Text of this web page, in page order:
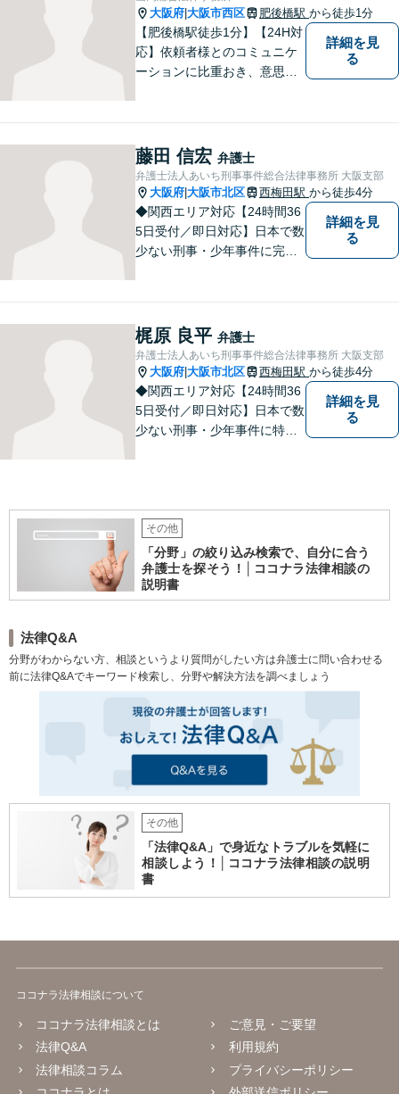
の抱える問題に注力する方針
です。
大阪府 大阪市西区 肥後橋駅 から徒歩1分
【肥後橋駅徒歩1分】【24H対
応】依頼者様とのコミュニケ
ーションに比重おき、意思疎
事案にも対応いたします。
【初回無料相談】
詳細を見
る
藤田 信宏 弁護士
弁護士法人あいち刑事事件総合法律事務所 大阪支部
大阪府 大阪市北区 西梅田駅 から徒歩4分
◆関西エリア対応【24時間36
5日受付／即日対応】日本で数
少ない刑事・少年事件に完全
以上、多数の釈放保釈実績で
依頼者の社会復帰を強力に弁
護します。
詳細を見
る
梶原 良平 弁護士
弁護士法人あいち刑事事件総合法律事務所 大阪支部
大阪府 大阪市北区 西梅田駅 から徒歩4分
◆関西エリア対応【24時間36
5日受付／即日対応】日本で数
少ない刑事・少年事件に特化
上、多数の釈放保釈実績で依
頼者の社会復帰を強力に弁護
します。
詳細を見
る
その他
「分野」の絞り込み検索で、自分に合う
弁護士を探そう！│ココナラ法律相談の
説明書
法律Q&A
分野がわからない方、相談というより質問がしたい方は弁護士に問い合わせる
前に法律Q&Aでキーワード検索し、分野や解決方法を調べましょう
その他
「法律Q&A」で身近なトラブルを気軽に
相談しよう！│ココナラ法律相談の説明
書
ココナラ法律相談について
ココナラ法律相談とは
法律Q&A
法律相談コラム
ご意見・ご要望
利用規約
プライバシーポリシー